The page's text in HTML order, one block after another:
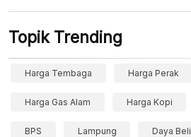
Topik Trending
Harga Tembaga Harga Perak
Harga Gas Alam Harga Kopi
BPS Lampung Daya Beli